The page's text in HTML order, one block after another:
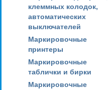
клеммных колодок,
автоматических
выключателей
Маркировочные
принтеры
Маркировочные
таблички и бирки
Маркировочные